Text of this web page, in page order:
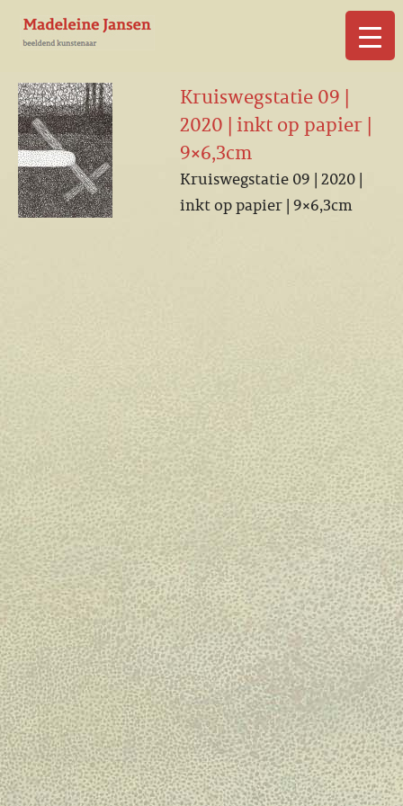
Kruiswegstatie 09 |
2020 | inkt op papier |
9×6,3cm
Kruiswegstatie 09 | 2020 |
inkt op papier | 9×6,3cm
▼